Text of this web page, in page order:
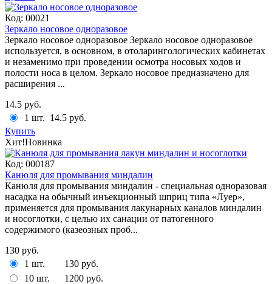
Код: 00021
Зеркало носовое одноразовое
Зеркало носовое одноразовое Зеркало носовое одноразовое
используется, в основном, в отоларингологических кабинетах
и незаменимо при проведении осмотра носовых ходов и
полости носа в целом. Зеркало носовое предназначено для
расширения ...
14.5 руб.
1 шт. 14.5 руб.
Купить
Хит!Новинка
Код: 000187
Канюля для промывания миндалин
Канюля для промывания миндалин - специальная одноразовая
насадка на обычный инъекционный шприц типа «Луер»,
применяется для промывания лакунарных каналов миндалин
и носоглотки, с целью их санации от патогенного
содержимого (казеозных проб...
130 руб.
1 шт.
130 руб.
10 шт.
1200 руб.